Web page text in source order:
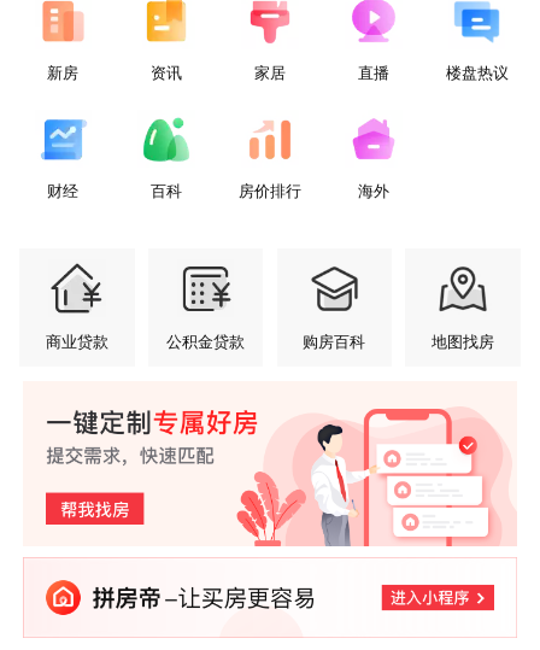
新房 资讯 家居 直播 楼盘热议
财经 百科 房价排行 海外
商业贷款 公积金贷款 购房百科 地图找房